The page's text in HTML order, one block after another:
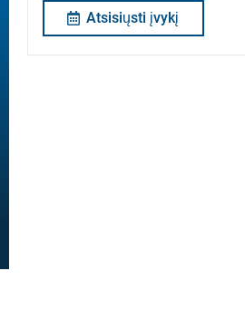
Atsisiųsti įvykį